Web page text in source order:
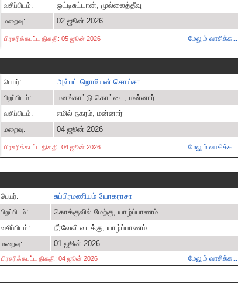
வசிப்பிடம்: ஒட்டிசுட்டான், முல்லைத்தீவு
மறைவு: 02 ஜூன் 2026
பிரசுரிக்கபட்ட திகதி: 05 ஜூன் 2026 மேலும் வாசிக்க...
பெயர்:
அல்பட் றொமியன் சொய்சா
பிறப்பிடம்: பனங்காட்டு கொட்டை, மன்னார்
வசிப்பிடம்: எமில் நகரம், மன்னார்
மறைவு: 04 ஜூன் 2026
பிரசுரிக்கபட்ட திகதி: 04 ஜூன் 2026 மேலும் வாசிக்க...
பெயர்:
சுப்பிரமணியம் யோகராசா
பிறப்பிடம்: கொக்குவில் மேற்கு, யாழ்ப்பாணம்
வசிப்பிடம்: நீர்வேலி வடக்கு, யாழ்ப்பாணம்
மறைவு: 01 ஜூன் 2026
பிரசுரிக்கபட்ட திகதி: 04 ஜூன் 2026 மேலும் வாசிக்க...